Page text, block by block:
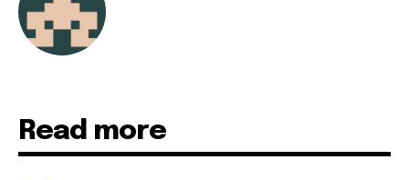
Read more